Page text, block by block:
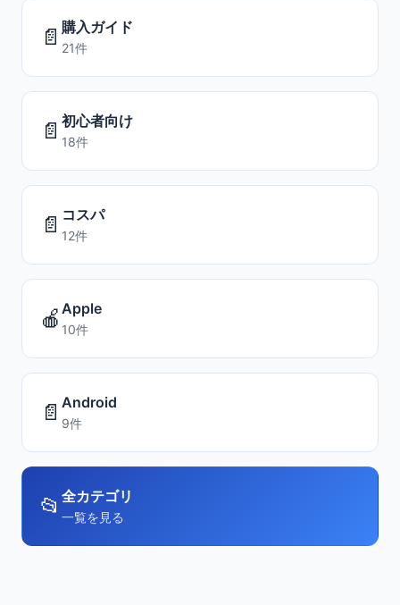
📄 購入ガイド
21件
📄 初心者向け
18件
📄 コスパ
12件
🍎 Apple
10件
📄 Android
9件
📂 全カテゴリ
一覧を見る